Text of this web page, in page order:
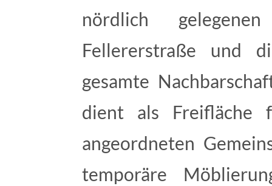
nördlich
Fellererstraße und
gesamte
dient als Freifläche
angeordneten
temporäre